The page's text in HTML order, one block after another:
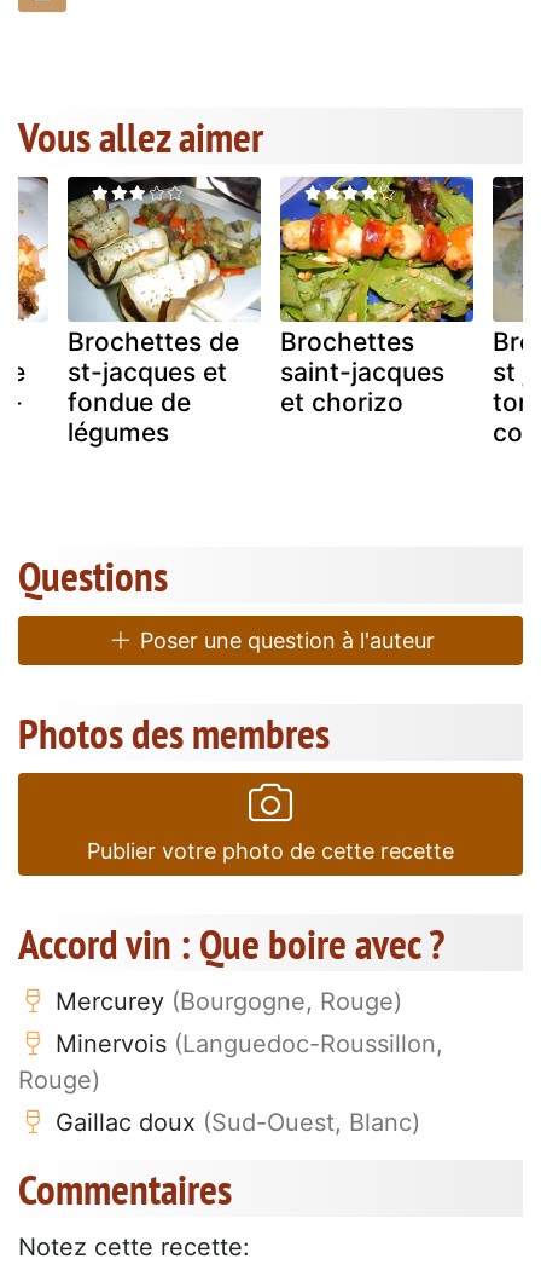
Vous allez aimer
Brochettes de
st-jacques et
fondue de
légumes
Brochettes
saint-jacques
et chorizo
st
Questions
Poser une question à l'auteur
Photos des membres
Publier votre photo de cette recette
Accord vin : Que boire avec ?
Mercurey (Bourgogne, Rouge)
Minervois (Languedoc-Roussillon,
Rouge)
Gaillac doux (Sud-Ouest, Blanc)
Commentaires
Notez cette recette: